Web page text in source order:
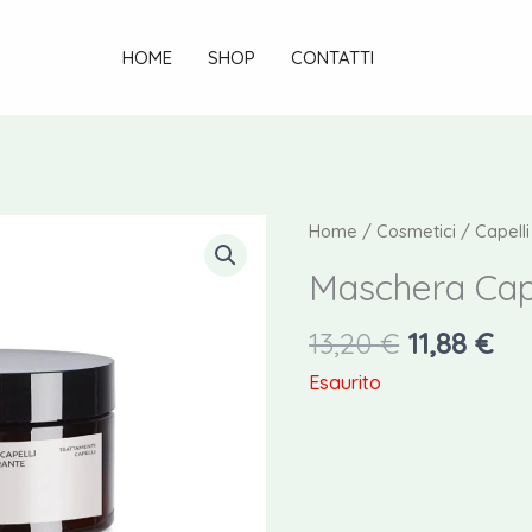
HOME SHOP CONTATTI
Home / Cosmetici / Capelli
Maschera
13,20€ Il
11,88€Il
Esaurito